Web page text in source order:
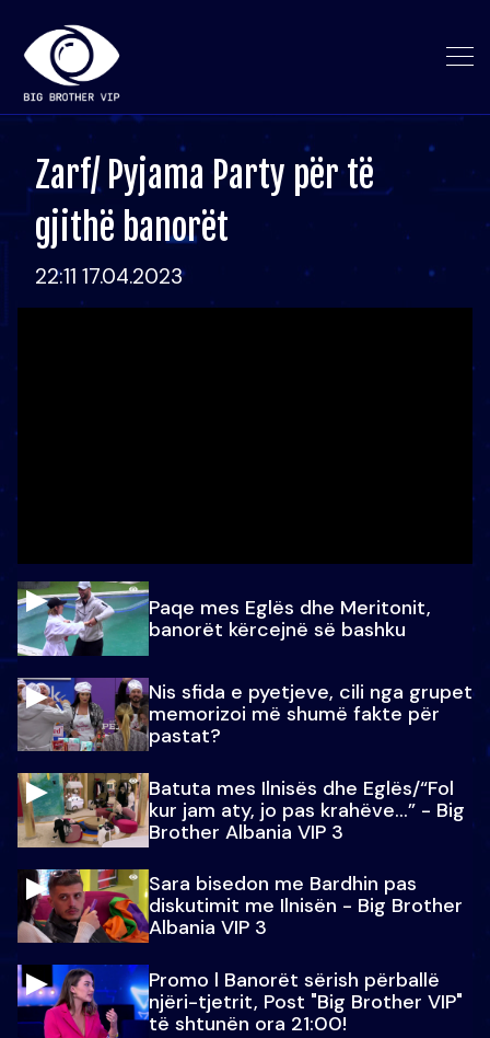
Zarf/ Pyjama Party për të
gjithë banorët
22:11 17.04.2023
Paqe mes Eglës dhe Meritonit,
banorët kërcejnë së bashku
Nis sfida e pyetjeve, cili nga grupet
memorizoi më shumë fakte për
pastat?
Batuta mes Ilnisës dhe Eglës/“Fol
kur jam aty, jo pas krahëve…” - Big
Brother Albania VIP 3
Sara bisedon me Bardhin pas
diskutimit me Ilnisën - Big Brother
Albania VIP 3
Promo l Banorët sërish përballë
njëri-tjetrit, Post "Big Brother VIP"
të shtunën ora 21:00!